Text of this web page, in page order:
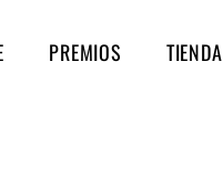
PREMIOS TIENDA